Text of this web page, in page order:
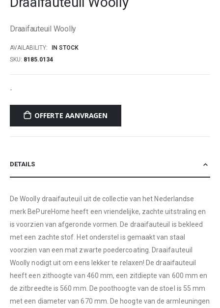
the
gallery
Draaifauteuil Woolly
AVAILABILITY:
IN STOCK
SKU 8185.0134
-
OFFERTE AANVRAGEN
DETAILS
De Woolly draaifauteuil uit de collectie van het Nederlandse
merk BePureHome heeft een vriendelijke, zachte uitstraling en
is voorzien van afgeronde vormen. De draaifauteuil is bekleed
met een zachte stof. Het onderstel is gemaakt van staal
voorzien van een mat zwarte poedercoating. Draaifauteuil
Woolly nodigt uit om eens lekker te relaxen! De draaifauteuil
heeft een zithoogte van 460 mm, een zitdiepte van 600 mm en
de zitbreedte is 560 mm. De poothoogte van de stoel is 55 mm
met een diameter van 670 mm. De hoogte van de armleuningen